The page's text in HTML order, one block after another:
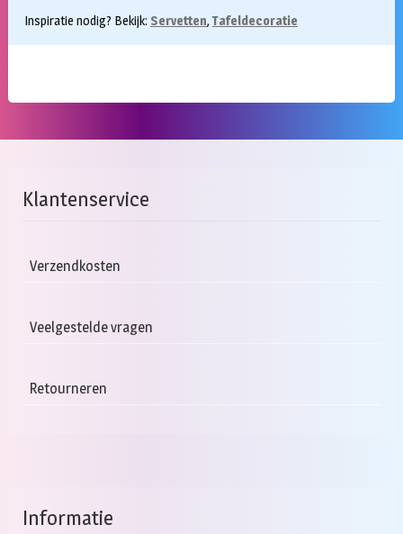
Inspiratie nodig? Bekijk: Servetten,Tafeldecoratie
Klantenservice
Verzendkosten
Veelgestelde vragen
Retourneren
Informatie